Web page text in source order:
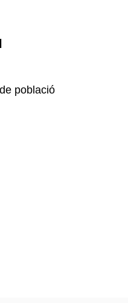
població